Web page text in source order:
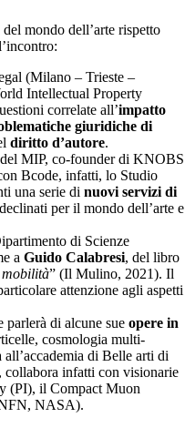
mondo dell’arte rispetto
(Milano – Trieste –
Intellectual Property
correlate all’impatto
giuridiche di
diritto d’autore.
MIP, co-founder di KNOBS
Bcode, infatti, lo Studio
una serie di nuovi servizi di
per il mondo dell’arte e
di Scienze
a Guido Calabresi, del libro
mobilità” (Il Mulino, 2021). Il
attenzione agli aspetti
parlerà di alcune sue opere in
cosmologia multi-
di Belle arti di
collabora infatti con visionarie
(PI), il Compact Muon
NASA).